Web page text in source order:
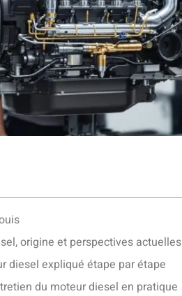
origine et perspectives actuelles
diesel expliqué étape par étape
du moteur diesel en pratique